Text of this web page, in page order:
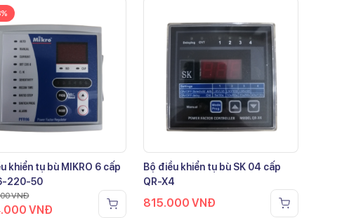
khiển tụ bù MIKRO 6 cấp
220-50
VNĐ
VNĐ
Bộ điều khiển tụ bù SK 04 cấp
QR-X4
815.000VNĐ